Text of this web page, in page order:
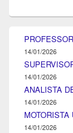
14/01/2026
14/01/2026
ANALISTA
14/01/2026
MOTORISTA
14/01/2026